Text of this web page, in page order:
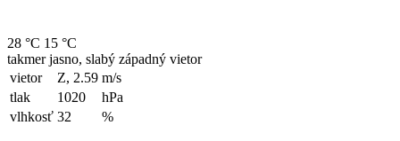
28 °C 15 °C
takmer jasno, slabý západný vietor
vietor
Z, 2.59 m/s
tlak
1020
hPa
vlhkosť 32 %